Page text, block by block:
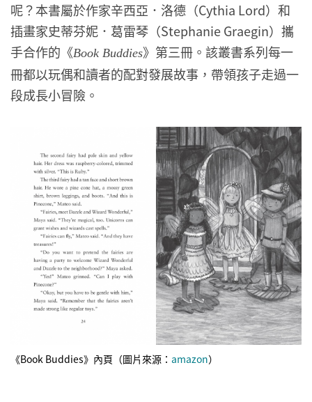
呢？本書屬於作家辛西亞．洛德（Cythia Lord）和
插畫家史蒂芬妮．葛雷琴（Stephanie Graegin）攜
手合作的《Book Buddies》第三冊。該叢書系列每一
冊都以玩偶和讀者的配對發展故事，帶領孩子走過一
段成長小冒險。
《Book Buddies》內頁（圖片來源： amazon）